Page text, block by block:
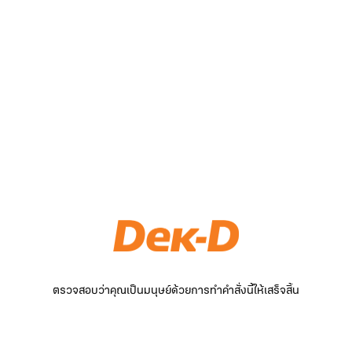
ตรวจสอบว่าคุณเป็นมนุษย์ด้วยการทำคำสั่งนี้ให้เสร็จสิ้น